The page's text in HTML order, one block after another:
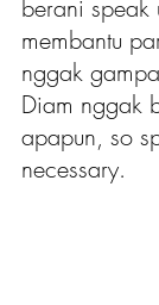
berani speak
membantu
nggak
Diam nggak
apapun, so
necessary.